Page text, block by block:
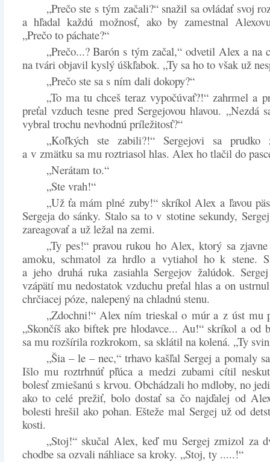
„Prečo ste s tým začali?“ snažil sa ovládať svoj
a hľadal každú možnosť, ako by zamestnal
„Prečo to páchate?“
„Prečo...? Barón s tým začal,“ odvetil Alex a na
na tvári objavil kyslý úškľabok. „Ty sa ho to však už
„Prečo ste sa s ním dali dokopy?“
„To ma tu chceš teraz vypočúvať?!“ zahrmel a
preťal vzduch tesne pred Sergejovou hlavou. „Nezdá
vybral trochu nevhodnú príležitosť?“
„Koľkých ste zabili?!“ Sergejovi sa prudko
a v zmätku sa mu roztriasol hlas. Alex ho tlačil do
„Nerátam to.“
„Ste vrah!“
„Už ťa mám plné zuby!“ skríkol Alex a ľavou
Sergeja do sánky. Stalo sa to v stotine sekundy,
zareagovať a už ležal na zemi.
„Ty pes!“ pravou rukou ho Alex, ktorý sa
amoku, schmatol za hrdlo a vytiahol ho k stene.
a jeho druhá ruka zasiahla Sergejov žalúdok.
vzápätí mu nedostatok vzduchu preťal hlas a on
chrčiacej póze, nalepený na chladnú stenu.
„Zdochni!“ Alex ním trieskal o múr a z úst mu
„Skončíš ako biftek pre hlodavce... Au!“ skríkol a od
sa mu rozšírila rozkrokom, sa sklátil na kolená. „Ty
„Šia – le – nec,“ trhavo kašľal Sergej a pomaly
Išlo mu roztrhnúť pľúca a medzi zubami cítil
bolesť zmiešanú s krvou. Obchádzali ho mdloby, no
ako to celé prežiť, bolo dostať sa čo najďalej od
bolesti hrešil ako pohan. Ešteže mal Sergej už od
kosti.
„Stoj!“ skučal Alex, keď mu Sergej zmizol za
chodbe sa ozvali náhliace sa kroky. „Stoj, ty .....!“